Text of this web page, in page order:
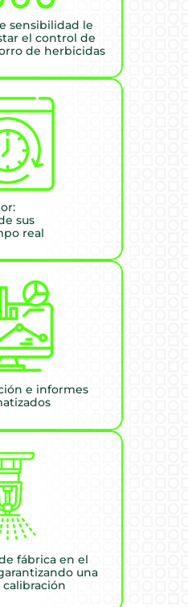
sensibilidad le
el control de
de herbicidas
sus
real
e informes
fábrica en el
una